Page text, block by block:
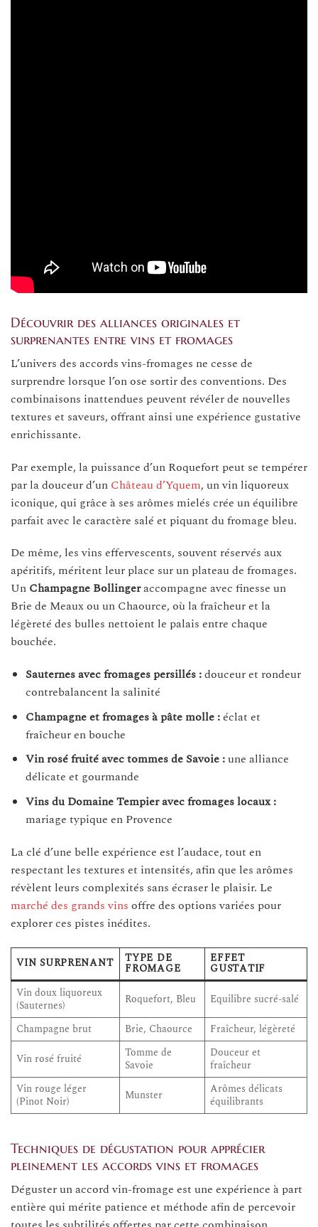
Découvrir des alliances originales et
surprenantes entre vins et fromages
L’univers des accords vins-fromages ne cesse de
surprendre lorsque l’on ose sortir des conventions. Des
combinaisons inattendues peuvent révéler de nouvelles
textures et saveurs, offrant ainsi une expérience gustative
enrichissante.
Par exemple, la puissance d’un Roquefort peut se tempérer
par la douceur d’un Château d’Yquem, un vin liquoreux
iconique, qui grâce à ses arômes mielés crée un équilibre
parfait avec le caractère salé et piquant du fromage bleu.
De même, les vins effervescents, souvent réservés aux
apéritifs, méritent leur place sur un plateau de fromages.
Un Champagne Bollingeraccompagne avec finesse un
Brie de Meaux ou un Chaource, où la fraîcheur et la
légèreté des bulles nettoient le palais entre chaque
bouchée.
Sauternes avec fromages persillés :douceur et rondeur
contrebalancent la salinité
Champagne et fromages à pâte molle :éclat et
fraîcheur en bouche
Vin rosé fruité avec tommes de Savoie :une alliance
délicate et gourmande
Vins du Domaine Tempier avec fromages locaux :
mariage typique en Provence
La clé d’une belle expérience est l’audace, tout en
respectant les textures et intensités, afin que les arômes
révèlent leurs complexités sans écraser le plaisir. Le
marché des grands vins offre des options variées pour
explorer ces pistes inédites.
VIN SURPRENANT TYPE DE
FROMAGE
EFFET
GUSTATIF
Vin doux liquoreux
(Sauternes)
Roquefort, Bleu
Equilibre sucré-salé
Champagne brut
Brie, Chaource
Fraîcheur, légèreté
Vin rosé fruité
Tomme de
Savoie
Douceur et
fraîcheur
Vin rouge léger
(Pinot Noir)
Munster
Arômes délicats
équilibrants
Techniques de dégustation pour apprécier
pleinement les accords vins et fromages
Déguster un accord vin-fromage est une expérience à part
entière qui mérite patience et méthode afin de percevoir